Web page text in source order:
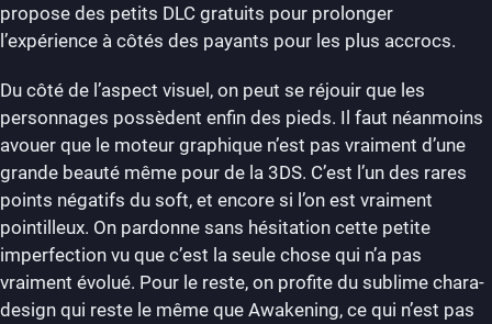
propose des petits DLC gratuits pour prolonger
l’expérience à côtés des payants pour les plus accrocs.
Du côté de l’aspect visuel, on peut se réjouir que les
personnages possèdent enfin des pieds. Il faut néanmoins
avouer que le moteur graphique n’est pas vraiment d’une
grande beauté même pour de la 3DS. C’est l’un des rares
points négatifs du soft, et encore si l’on est vraiment
pointilleux. On pardonne sans hésitation cette petite
imperfection vu que c’est la seule chose qui n’a pas
vraiment évolué. Pour le reste, on profite du sublime chara-
design qui reste le même que Awakening, ce qui n’est pas